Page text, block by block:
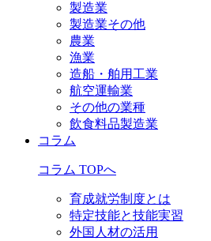
製造業
製造業その他
農業
漁業
造船・舶用工業
航空運輸業
その他の業種
飲食料品製造業
コラム
コラム TOPへ
育成就労制度とは
特定技能と技能実習
外国人材の活用